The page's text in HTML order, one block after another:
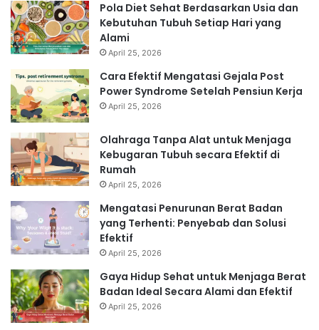
Pola Diet Sehat Berdasarkan Usia dan
Kebutuhan Tubuh Setiap Hari yang
Alami
April 25, 2026
Cara Efektif Mengatasi Gejala Post
Power Syndrome Setelah Pensiun Kerja
April 25, 2026
Olahraga Tanpa Alat untuk Menjaga
Kebugaran Tubuh secara Efektif di
Rumah
April 25, 2026
Mengatasi Penurunan Berat Badan
yang Terhenti: Penyebab dan Solusi
Efektif
April 25, 2026
Gaya Hidup Sehat untuk Menjaga Berat
Badan Ideal Secara Alami dan Efektif
April 25, 2026